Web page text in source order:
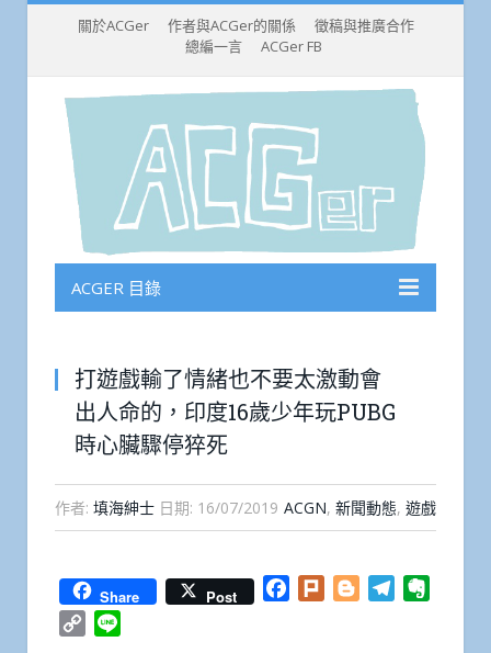
關於ACGer 作者與ACGer的關係
徵稿與推廣合作
總編一言
ACGer FB
ACGER 目錄
打遊戲輸了情緒也不要太激動會
出人命的，印度16歲少年玩PUBG
時心臟驟停猝死
作者: 填海紳士 日期: 16/07/2019 ACGN, 新聞動態, 遊戲
Share Post Facebook
Plurk BloggerTelegram
Copy